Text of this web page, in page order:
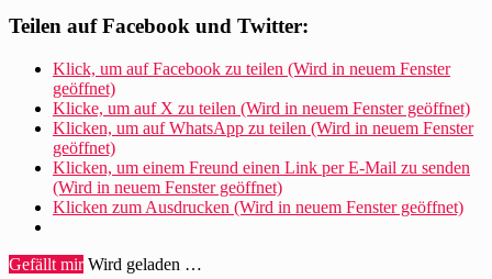
Teilen auf Facebook und Twitter:
Klick, um auf Facebook zu teilen (Wird in neuem Fenster
geöffnet)
Klicke, um auf X zu teilen (Wird in neuem Fenster geöffnet)
Klicken, um auf WhatsApp zu teilen (Wird in neuem Fenster
geöffnet)
Klicken, um einem Freund einen Link per E-Mail zu senden
(Wird in neuem Fenster geöffnet)
Klicken zum Ausdrucken (Wird in neuem Fenster geöffnet)
Gefällt mir Wird geladen …